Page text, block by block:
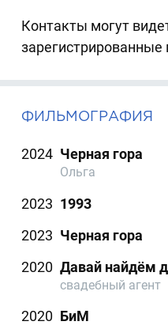
Контакты могут
зарегистрированные
ФИЛЬМОГРАФИЯ
2024 Черная гора
Ольга
2023 1993
2023 Черная гора
2020 Давай найдём
свадебный агент
2020 БиМ